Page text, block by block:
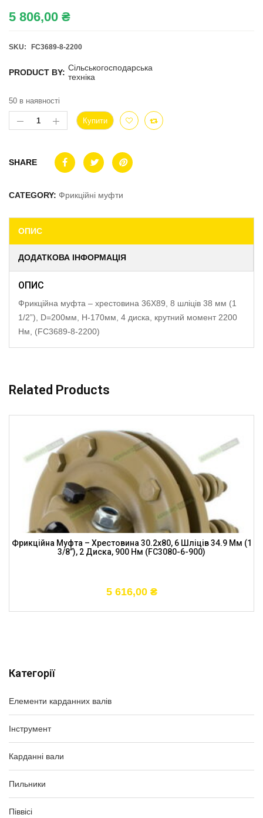
Категорії
Елементи карданних валів
Інструмент
Карданні вали
Пильники
Піввісі
5 806,00 ₴
SKU: FC3689-8-2200
PRODUCT BY: Сільськогосподарська
техніка
50 в наявності
Купити
SHARE
CATEGORY: Фрикційні муфти
ОПИС
ДОДАТКОВА ІНФОРМАЦІЯ
ОПИС
Фрикційна муфта – хрестовина 36X89, 8 шліців 38 мм (1
1/2”), D=200мм, H-170мм, 4 диска, крутний момент 2200
Нм, (FC3689-8-2200)
Related Products
Фрикційна Муфта – Хрестовина 30.2х80, 6 Шліців 34.9 Мм (1
3/8”), 2 Диска, 900 Нм (FC3080-6-900)
5 616,00 ₴